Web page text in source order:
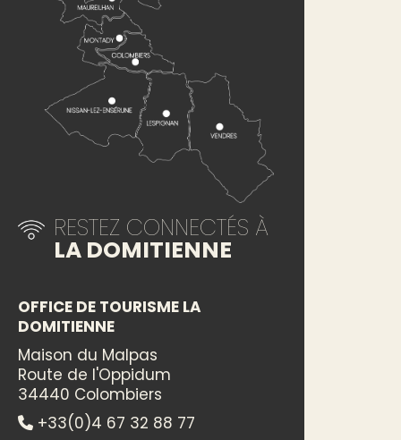
RESTEZ CONNECTÉS À
LA DOMITIENNE
OFFICE DE TOURISME LA
DOMITIENNE
Maison du Malpas
Route de l'Oppidum
34440 Colombiers
+33(0)4 67 32 88 77